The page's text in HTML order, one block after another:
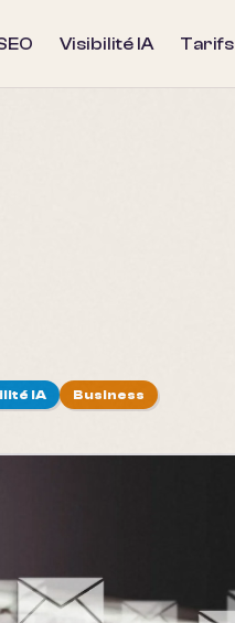
Visibilité IA Tarifs
IA Business